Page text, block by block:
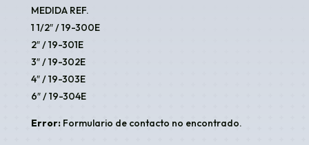
MEDIDA REF.
1 1/2″ / 19-300E
2″ / 19-301E
3″ / 19-302E
4″ / 19-303E
6″ / 19-304E
Error:Formulario de contacto no encontrado.